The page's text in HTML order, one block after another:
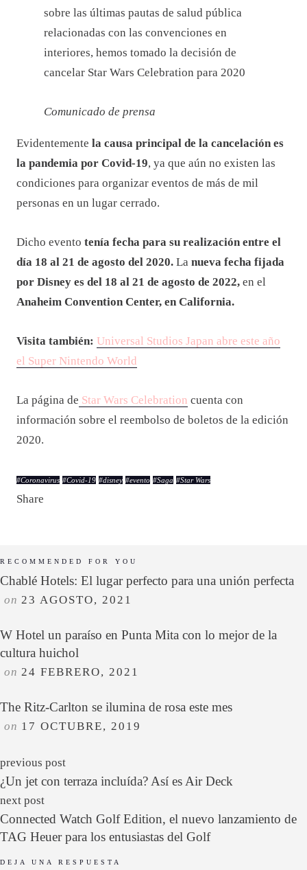
sobre las últimas pautas de salud pública
relacionadas con las convenciones en
interiores, hemos tomado la decisión de
cancelar Star Wars Celebration para 2020
Comunicado de prensa
Evidentemente la causa principal de la cancelación es
la pandemia por Covid-19, ya que aún no existen las
condiciones para organizar eventos de más de mil
personas en un lugar cerrado.
Dicho evento tenía fecha para su realización entre el
día 18 al 21 de agosto del 2020. La nueva fecha fijada
por Disney es del 18 al 21 de agosto de 2022, en el
Anaheim Convention Center, en California.
Visita también: Universal Studios Japan abre este año
el Super Nintendo World
La página de Star Wars Celebration cuenta con
información sobre el reembolso de boletos de la edición
2020.
#Coronavirus #Covid-19 #disney #evento #Saga #Star Wars
Share
RECOMMENDED FOR YOU
Chablé Hotels: El lugar perfecto para una unión perfecta
on 23 AGOSTO, 2021
W Hotel un paraíso en Punta Mita con lo mejor de la
cultura huichol
on 24 FEBRERO, 2021
The Ritz-Carlton se ilumina de rosa este mes
on 17 OCTUBRE, 2019
previous post
¿Un jet con terraza incluída? Así es Air Deck
next post
Connected Watch Golf Edition, el nuevo lanzamiento de
TAG Heuer para los entusiastas del Golf
DEJA UNA RESPUESTA